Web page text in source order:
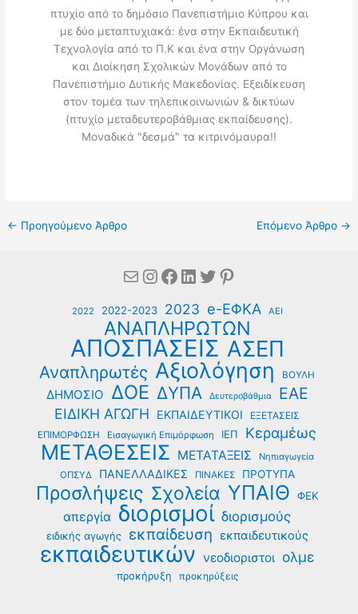
πτυχίο από το δημόσιο Πανεπιστήμιο Κύπρου και
με δύο μεταπτυχιακά: ένα στην Εκπαιδευτική
Τεχνολογία από το Π.Κ και ένα στην Οργάνωση
και Διοίκηση Σχολικών Μονάδων από το
Πανεπιστήμιο Δυτικής Μακεδονίας. Εξειδίκευση
στον τομέα των τηλεπικοινωνιών & δικτύων
(πτυχίο μεταδευτεροβάθμιας εκπαίδευσης).
Μοναδικά "δεσμά" τα κιτρινόμαυρα!!
← Προηγούμενο Άρθρο Επόμενο Άρθρο →
MailInstagram
Facebook
Linkedin
Twitter
Pinterest
2022 2022-2023 2023 e-ΕΦΚΑ ΑΕΙ
ΑΝΑΠΛΗΡΩΤΩΝ
ΑΠΟΣΠΑΣΕΙΣ ΑΣΕΠ
Αναπληρωτές Αξιολόγηση ΒΟΥΛΗ
ΔΗΜΟΣΙΟ ΔΟΕ ΔΥΠΑ Δευτεροβάθμια ΕΑΕ
ΕΙΔΙΚΗ ΑΓΩΓΗ ΕΚΠΑΙΔΕΥΤΙΚΟΙ ΕΞΕΤΑΣΕΙΣ
ΕΠΙΜΟΡΦΩΣΗ Εισαγωγική Επιμόρφωση ΙΕΠ Κεραμέως
ΜΕΤΑΘΕΣΕΙΣ ΜΕΤΑΤΑΞΕΙΣ
Νηπιαγωγεία
ΟΠΣΥΔ
ΠΑΝΕΛΛΑΔΙΚΕΣ ΠΙΝΑΚΕΣ ΠΡΟΤΥΠΑ
Προσλήψεις Σχολεία ΥΠΑΙΘ ΦΕΚ
απεργία διορισμοί διορισμούς
ειδικής αγωγής εκπαίδευση εκπαιδευτικούς
εκπαιδευτικών νεοδιοριστοι ολμε
προκήρυξη προκηρύξεις